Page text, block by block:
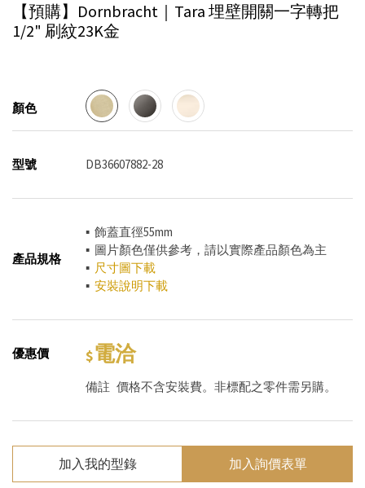
【預購】Dornbracht｜Tara 埋壁開關一字轉把
1/2" 刷紋23K金
顏色
型號 DB36607882-28
產品規格
▪ 飾蓋直徑55mm
▪ 圖片顏色僅供參考，請以實際產品顏色為主
▪ 尺寸圖下載
▪ 安裝說明下載
優惠價 電洽
備註 價格不含安裝費。非標配之零件需另購。
加入我的型錄 加入詢價表單